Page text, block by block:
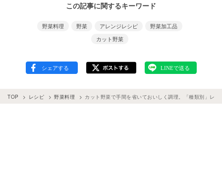
この記事に関するキーワード
野菜料理 野菜 アレンジレシピ
野菜加工品
カット野菜
TOP レシピ 野菜料理 カット野菜で手間を省いておいしく調理。「種類別」レシ